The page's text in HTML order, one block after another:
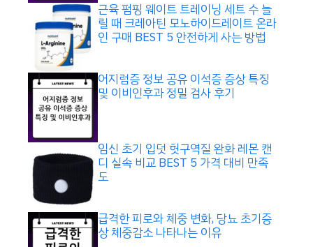
근육 펌핑 웨이트 트레이닝 세트 수 늘
릴 때 크레아틴 모노하이드레이트 온라
인 구매 BEST 5 안전하게 사는 방법
어지럼증 정보 공유 이석증 증상 특징
및 이비인후과 정밀 검사 후기
임신 초기 입덧 헛구역질 완화 레몬 캔
디 실속 비교 BEST 5 가격 대비 만족
도
급격한 피로와 체중 변화, 당뇨 초기증
상 체중감소 나타나는 이유